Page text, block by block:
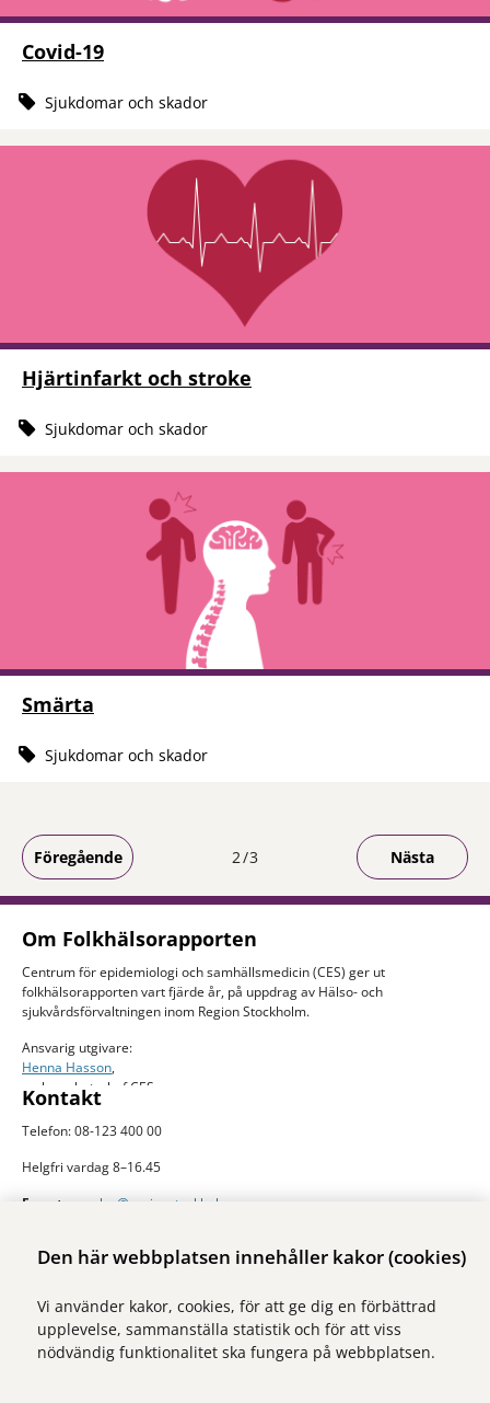
Den här webbplatsen innehåller kakor (cookies)
Vi använder kakor, cookies, för att ge dig en förbättrad
upplevelse, sammanställa statistik och för att viss
nödvändig funktionalitet ska fungera på webbplatsen.
Covid-19
Sjukdomar och skador
Hjärtinfarkt och stroke
Sjukdomar och skador
Smärta
Sjukdomar och skador
Föregående Du är på sida
2 3 Nästa
Om Folkhälsorapporten
Centrum för epidemiologi och samhällsmedicin (CES) ger ut
folkhälsorapporten vart fjärde år, på uppdrag av Hälso- och
sjukvårdsförvaltningen inom Region Stockholm.
Ansvarig utgivare:
Henna Hasson,
verksamhetschef CES
Kontakt
Telefon: 08-123 400 00
Helgfri vardag 8–16.45
E-post:
ces.slso@regionstockholm.se
Mer folkhälsodata
Stockholms län. Sidan drivs av Centrum för epidemiologi och
samhällsmedicin inom Region Stockholm.
Besök webbplatsen